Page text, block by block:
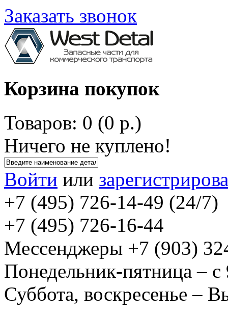
Заказать звонок
Корзина покупок
Товаров: 0 (0 р.)
Ничего не куплено!
Войти или
+7 (495) 726-14-49 (24/7)
+7 (495) 726-16-44
Мессенджеры +7 (903)
Понедельник-пятница –
Суббота, воскресенье –